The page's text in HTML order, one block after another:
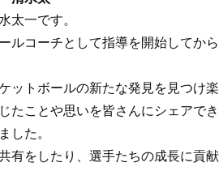
太一です。
ルコーチとして指導を開始してから
ットボールの新たな発見を見つけ楽
たことや思いを皆さんにシェアでき
した。
有をしたり、選手たちの成長に貢献